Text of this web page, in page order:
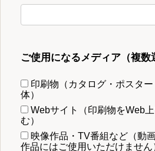
ご使用になるメディア（複数
印刷物（カタログ・ポスタ
体）
Webサイト（印刷物をWeb
む）
映像作品・TV番組など（動
作品にはご使用いただけません